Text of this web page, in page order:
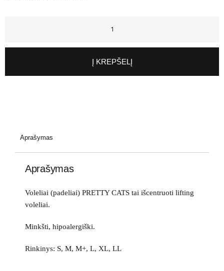
Į KREPŠELĮ
Aprašymas
Aprašymas
Voleliai (padeliai) PRETTY CATS tai išcentruoti lifting
voleliai.
Minkšti, hipoalergiški.
Rinkinys: S, M, M+, L, XL, LL